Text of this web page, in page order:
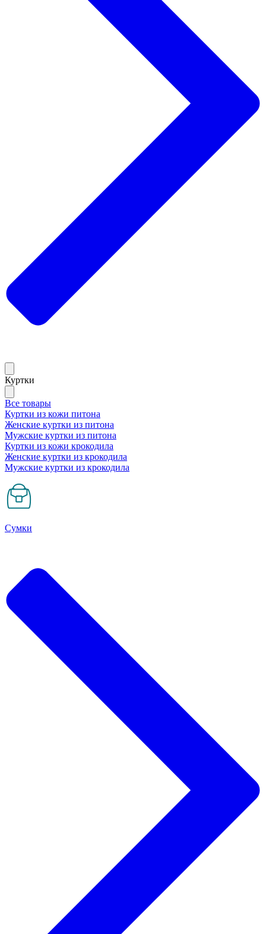
Куртки
Все товары
Куртки из кожи питона
Женские куртки из питона
Мужские куртки из питона
Куртки из кожи крокодила
Женские куртки из крокодила
Мужские куртки из крокодила
Сумки